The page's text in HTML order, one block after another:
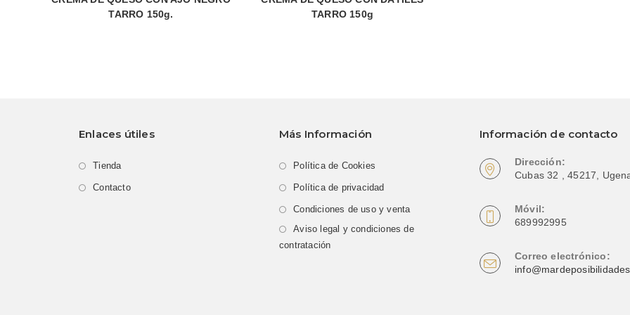
TARRO 150g.
TARRO 150g
Enlaces útiles
Tienda
Contacto
Más Información
Política de Cookies
Política de privacidad
Condiciones de uso y venta
Aviso legal y condiciones de
contratación
Información de contacto
Dirección:
Cubas 32 , 45217,
Móvil:
689992995
Correo electrónico: